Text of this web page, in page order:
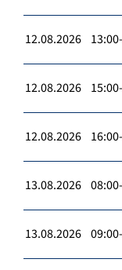
12.08.2026
12.08.2026
12.08.2026
13.08.2026
13.08.2026